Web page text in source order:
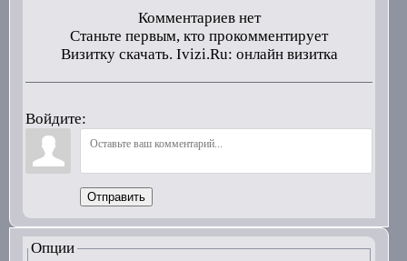
Комментариев нет
Станьте первым, кто прокомментирует
Визитку скачать. Ivizi.Ru: онлайн визитка
Войдите:
Отправить
Опции